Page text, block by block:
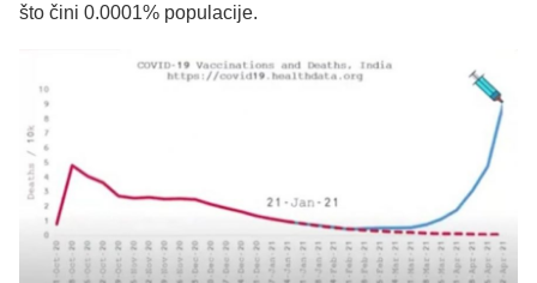
što čini 0.0001% populacije.